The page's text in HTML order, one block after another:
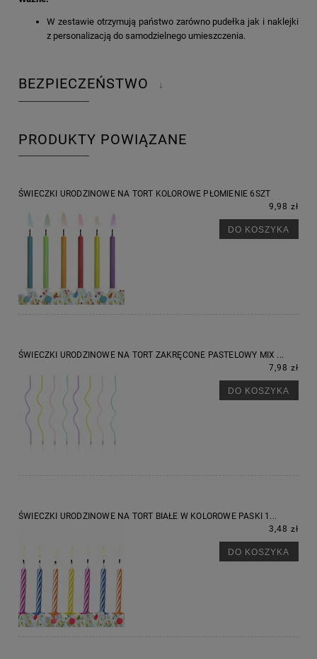
W zestawie otrzymują państwo zarówno pudełka jak i naklejki
z personalizacją do samodzielnego umieszczenia.
BEZPIECZEŃSTWO ↓
PRODUKTY POWIĄZANE
ŚWIECZKI URODZINOWE NA TORT KOLOROWE PŁOMIENIE 6SZT
9,98 zł
DO KOSZYKA
ŚWIECZKI URODZINOWE NA TORT ZAKRĘCONE PASTELOWY MIX ...
7,98 zł
DO KOSZYKA
ŚWIECZKI URODZINOWE NA TORT BIAŁE W KOLOROWE PASKI 1...
3,48 zł
DO KOSZYKA